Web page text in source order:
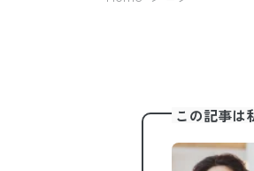
この記事は